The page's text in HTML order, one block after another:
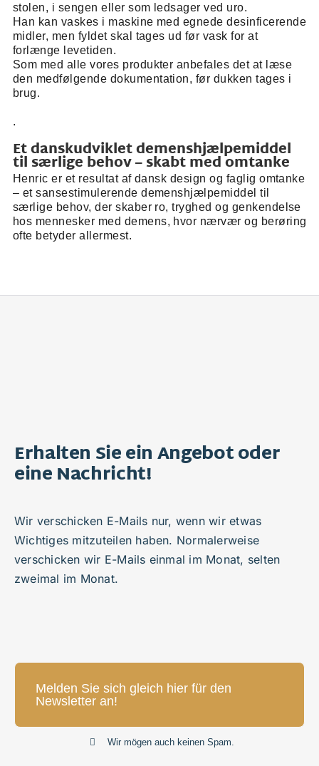
stolen, i sengen eller som ledsager ved uro.
Han kan vaskes i maskine med egnede desinficerende
midler, men fyldet skal tages ud før vask for at
forlænge levetiden.
Som med alle vores produkter anbefales det at læse
den medfølgende dokumentation, før dukken tages i
brug.
.
Et danskudviklet demenshjælpemiddel
til særlige behov – skabt med omtanke
Henric er et resultat af dansk design og faglig omtanke
– et sansestimulerende demenshjælpemiddel til
særlige behov, der skaber ro, tryghed og genkendelse
hos mennesker med demens, hvor nærvær og berøring
ofte betyder allermest.
Erhalten Sie ein Angebot oder
eine Nachricht!
Wir verschicken E-Mails nur, wenn wir etwas
Wichtiges mitzuteilen haben. Normalerweise
verschicken wir E-Mails einmal im Monat, selten
zweimal im Monat.
Melden Sie sich gleich hier für den
Newsletter an!
Wir mögen auch keinen Spam.